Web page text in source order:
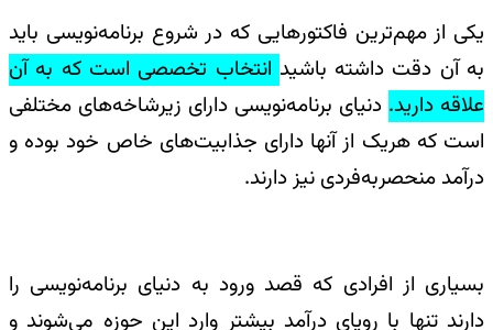
یکی از مهم‌ترین فاکتورهایی که در شروع برنامه‌نویسی باید
به آن دقت داشته باشید انتخاب تخصصی است که به آن
علاقه دارید. دنیای برنامه‌نویسی دارای زیرشاخه‌های مختلفی
است که هریک از آنها دارای جذابیت‌های خاص خود بوده و
درآمد منحصربه‌فردی نیز دارند.
بسیاری از افرادی که قصد ورود به دنیای برنامه‌نویسی را
دارند تنها با رویای درآمد بیشتر وارد این حوزه می‌شوند و